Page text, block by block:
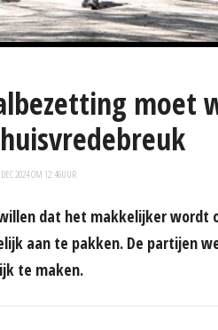
moet
2024 OM 12:46UUR
willen dat het makkelijker wordt
aan te pakken. De partijen
te maken.